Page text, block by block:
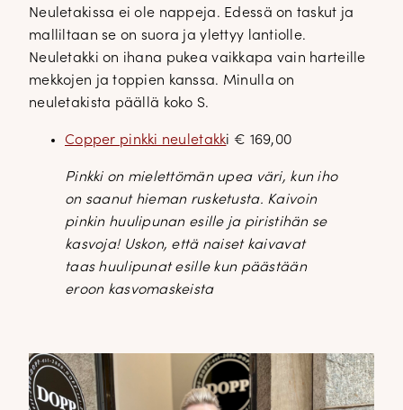
Neuletakissa ei ole nappeja. Edessä on taskut ja
malliltaan se on suora ja ylettyy lantiolle.
Neuletakki on ihana pukea vaikkapa vain harteille
mekkojen ja toppien kanssa. Minulla on
neuletakista päällä koko S.
Copper pinkki neuletakki € 169,00
Pinkki on mielettömän upea väri, kun iho
on saanut hieman rusketusta. Kaivoin
pinkin huulipunan esille ja piristihän se
kasvoja! Uskon, että naiset kaivavat
taas huulipunat esille kun päästään
eroon kasvomaskeista